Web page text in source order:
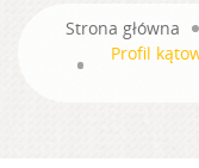
Strona główna
Profil